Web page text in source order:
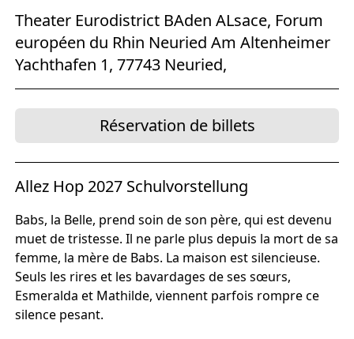
Theater Eurodistrict BAden ALsace, Forum
européen du Rhin Neuried Am Altenheimer
Yachthafen 1, 77743 Neuried,
Réservation de billets
Allez Hop 2027 Schulvorstellung
Babs, la Belle, prend soin de son père, qui est devenu
muet de tristesse. Il ne parle plus depuis la mort de sa
femme, la mère de Babs. La maison est silencieuse.
Seuls les rires et les bavardages de ses sœurs,
Esmeralda et Mathilde, viennent parfois rompre ce
silence pesant.